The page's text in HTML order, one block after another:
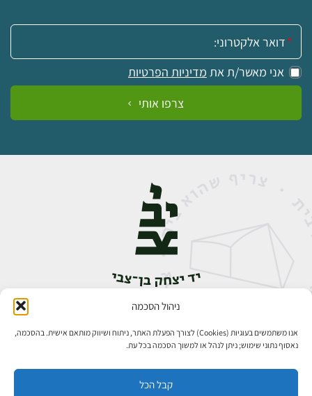
ניהול הסכמה
אנו משתמשים בעוגיות (Cookies) לצורך הפעלת האתר, ניתוח ושיווק מותאם אישית. בהסכמה,
נאסוף נתוני שימוש; ניתן לנהל או למשוך הסכמה בכל עת.
קבל הכל
אימייל:
אני מאשר/ת את מדיניות הפרטיות
צרפו אותי
אבן גבירול 14, רחביה, ירושלים